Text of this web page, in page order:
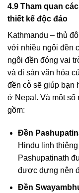
4.9 Tham quan
thiết kế độc đáo
Kathmandu – thủ
với nhiều ngôi đền
ngôi đền đóng vai
và di sản văn hóa
đền cỗ sẽ giúp bạn
ở Nepal. Và một số
gồm:
Đền
Hindu linh
Pashupatinath
được dựng nên
Đền